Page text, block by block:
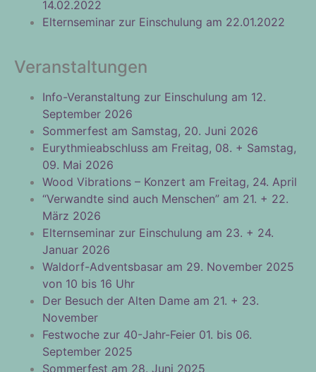
14.02.2022
Elternseminar zur Einschulung am 22.01.2022
Veranstaltungen
Info-Veranstaltung zur Einschulung am 12.
September 2026
Sommerfest am Samstag, 20. Juni 2026
Eurythmieabschluss am Freitag, 08. + Samstag,
09. Mai 2026
Wood Vibrations – Konzert am Freitag, 24. April
“Verwandte sind auch Menschen” am 21. + 22.
März 2026
Elternseminar zur Einschulung am 23. + 24.
Januar 2026
Waldorf-Adventsbasar am 29. November 2025
von 10 bis 16 Uhr
Der Besuch der Alten Dame am 21. + 23.
November
Festwoche zur 40-Jahr-Feier 01. bis 06.
September 2025
Sommerfest am 28. Juni 2025